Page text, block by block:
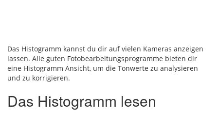
Das Histogramm kannst du dir auf vielen Kameras anzeigen
lassen. Alle guten Fotobearbeitungsprogramme bieten dir
eine Histogramm Ansicht, um die Tonwerte zu analysieren
und zu korrigieren.
Das Histogramm lesen